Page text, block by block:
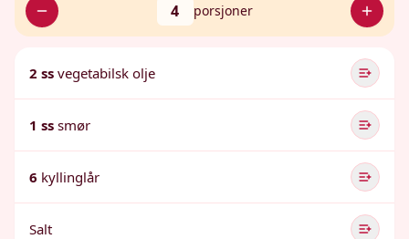
4 porsjoner
2 ss vegetabilsk olje
1 ss smør
6 kyllinglår
Salt